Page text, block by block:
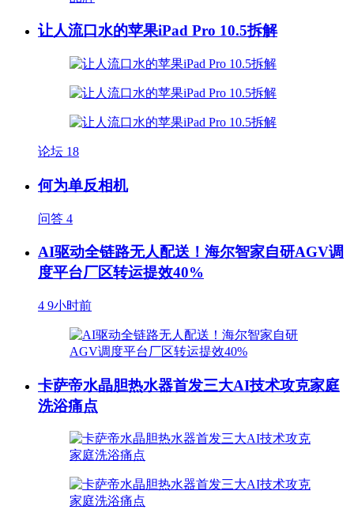
让人流口水的苹果iPad Pro 10.5拆解
论坛 18
何为单反相机
问答 4
AI驱动全链路无人配送！海尔智家自研AGV调
度平台厂区转运提效40%
4 9小时前
卡萨帝水晶胆热水器首发三大AI技术攻克家庭
洗浴痛点